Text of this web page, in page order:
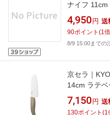
ナイフ
4,950 円 送
90ポイント (1
8/9 15:00までの
京セラ｜
14cm ラテ
7,150 円 送
130ポイント (1